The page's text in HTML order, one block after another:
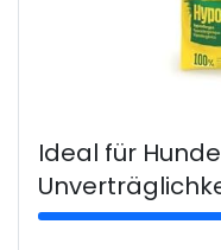
Ideal für